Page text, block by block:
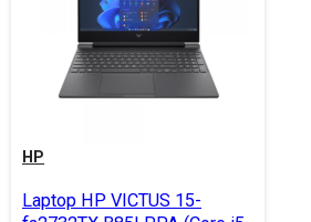
HP
Laptop HP VICTUS 15-